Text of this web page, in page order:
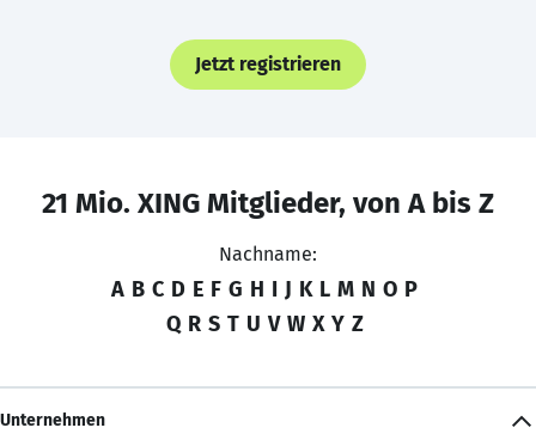
Jetzt registrieren
21 Mio. XING Mitglieder, von A bis Z
Nachname:
A B C D E F G H I J K L M N O P
Q R S T U V W X Y Z
Unternehmen